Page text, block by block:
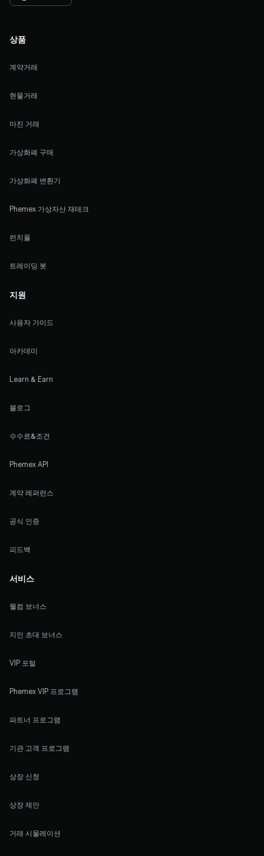
상품
계약거래
현물거래
마진 거래
가상화폐 구매
가상화폐 변환기
Phemex 가상자산 재테크
런치풀
트레이딩 봇
지원
사용자 가이드
아카데미
Learn & Earn
블로그
수수료&조건
Phemex API
계약 레퍼런스
공식 인증
피드백
서비스
웰컴 보너스
지인 초대 보너스
VIP 포털
Phemex VIP 프로그램
파트너 프로그램
기관 고객 프로그램
상장 신청
상장 제안
거래 시물레이션